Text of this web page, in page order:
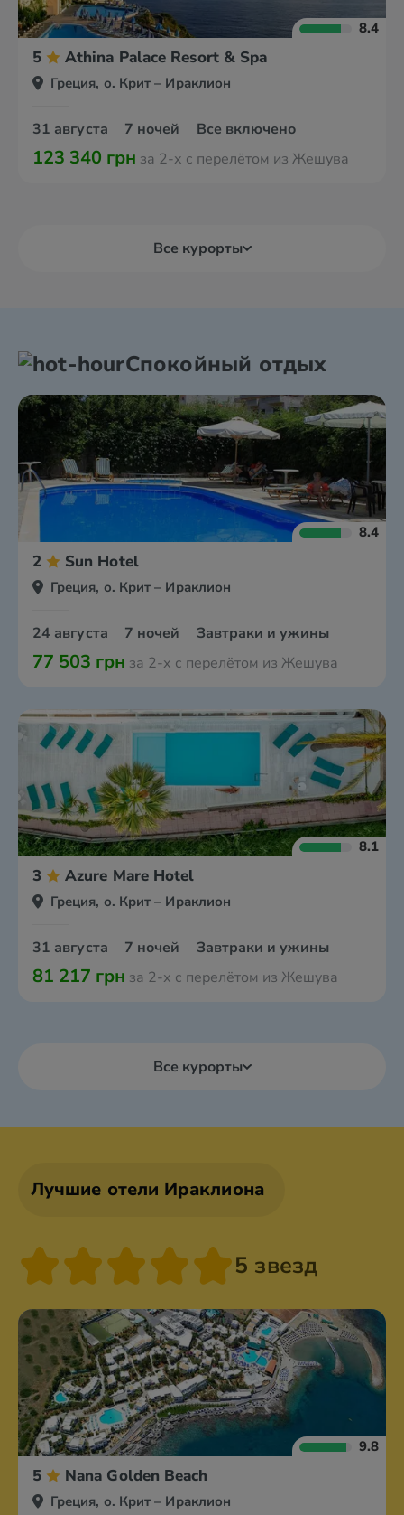
8.4
5 Athina Palace Resort & Spa
Греция, о. Крит – Ираклион
31 августа 7 ночей Все включено
123 340 грн за 2-х с перелётом из Жешува
Все курорты
Спокойный отдых
8.4
2 Sun Hotel
Греция, о. Крит – Ираклион
24 августа 7 ночей Завтраки и ужины
77 503 грн за 2-х с перелётом из Жешува
8.1
3 Azure Mare Hotel
Греция, о. Крит – Ираклион
31 августа 7 ночей Завтраки и ужины
81 217 грн за 2-х с перелётом из Жешува
Все курорты
Лучшие отели Ираклиона
5 звезд
9.8
5 Nana Golden Beach
Греция, о. Крит – Ираклион